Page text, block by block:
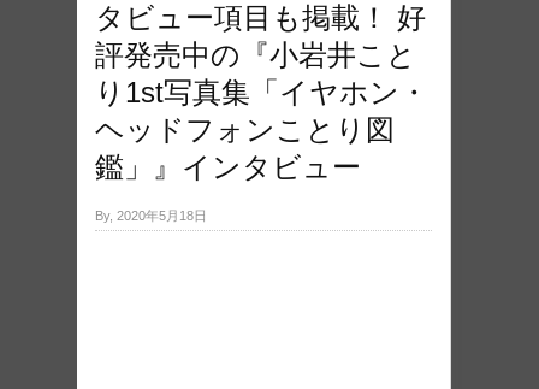
タビュー項目も掲載！ 好
評発売中の『小岩井こと
り1st写真集「イヤホン・
ヘッドフォンことり図
鑑」』インタビュー
By, 2020年5月18日